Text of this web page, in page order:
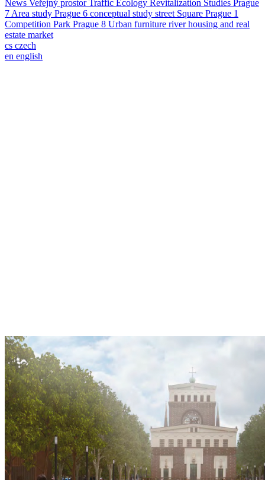
News Veřejný prostorTraffic Ecology Revitalization Studies Prague
7 Area study Prague 6 conceptual study street Square Prague 1
Competition Park Prague 8 Urban furniture riverhousing and real
estate market
cs czech
en english